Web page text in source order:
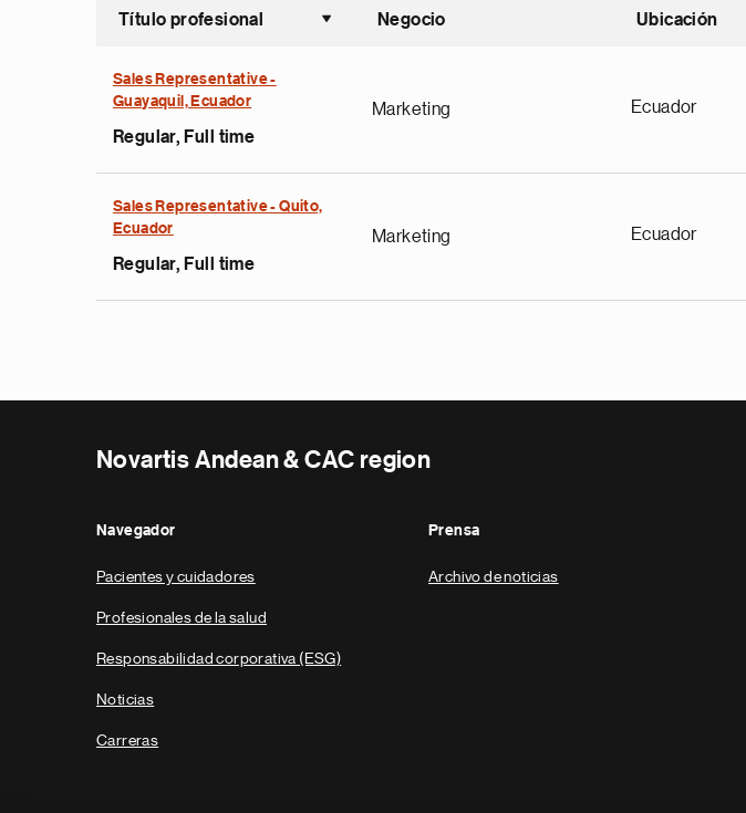
Título profesional
Ordenar ascendente
Negocio Ubicación
Sales Representative -
Guayaquil, Ecuador
Regular, Full time
Marketing Ecuador
Sales Representative - Quito,
Ecuador
Regular, Full time
Marketing Ecuador
Novartis Andean & CAC region
Navegador
Pacientes y cuidadores
Profesionales de la salud
Responsabilidad corporativa (ESG)
Noticias
Carreras
Prensa
Archivo de noticias